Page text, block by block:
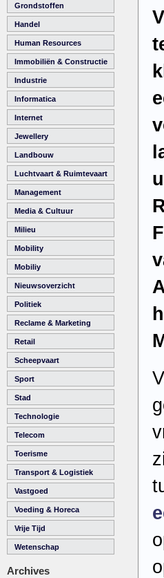
Grondstoffen
Handel
Human Resources
Immobiliën & Constructie
Industrie
Informatica
Internet
Jewellery
Landbouw
Luchtvaart & Ruimtevaart
Management
Media & Cultuur
Milieu
Mobility
Mobiliy
Nieuwsoverzicht
Politiek
Reclame & Marketing
Retail
Scheepvaart
Sport
Stad
Technologie
Telecom
Toerisme
Transport & Logistiek
Vastgoed
Voeding & Horeca
Vrije Tijd
Wetenschap
Archives